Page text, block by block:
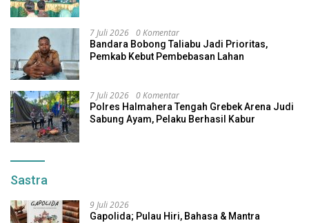
7 Juli 2026 0 Komentar
Bandara Bobong Taliabu Jadi Prioritas,
Pemkab Kebut Pembebasan Lahan
7 Juli 2026 0 Komentar
Polres Halmahera Tengah Grebek Arena Judi
Sabung Ayam, Pelaku Berhasil Kabur
Sastra
9 Juli 2026
Gapolida; Pulau Hiri, Bahasa & Mantra